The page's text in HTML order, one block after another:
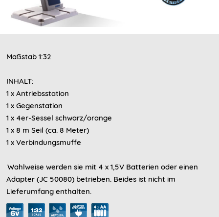
Maßstab 1:32
INHALT:
1 x Antriebsstation
1 x Gegenstation
1 x 4er-Sessel schwarz/orange
1 x 8 m Seil (ca. 8 Meter)
1 x Verbindungsmuffe
Wahlweise werden sie mit 4 x 1,5V Batterien oder einen
Adapter (JC 50080) betrieben. Beides ist nicht im
Lieferumfang enthalten.